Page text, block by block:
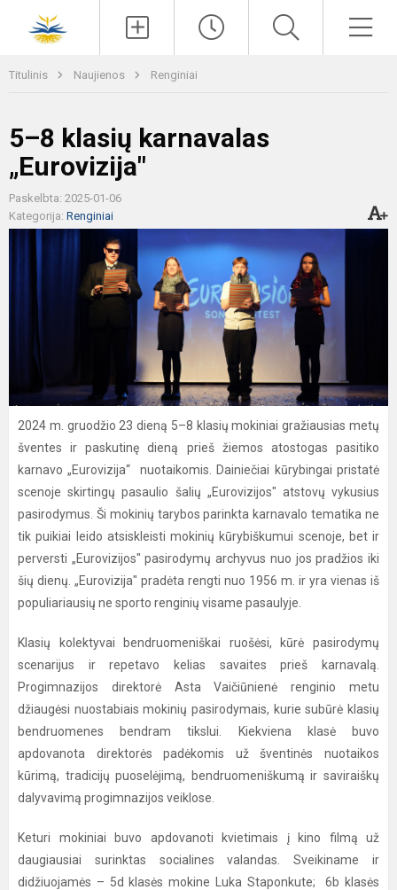
Titulinis Naujienos Renginiai
5–8 klasių karnavalas
„Eurovizija"
Paskelbta: 2025-01-06
Kategorija: Renginiai
2024 m. gruodžio 23 dieną 5–8 klasių mokiniai gražiausias metų
šventes ir paskutinę dieną prieš žiemos atostogas pasitiko
karnavo „Eurovizija“ nuotaikomis. Dainiečiai kūrybingai pristatė
scenoje skirtingų pasaulio šalių „Eurovizijos" atstovų vykusius
pasirodymus. Ši mokinių tarybos parinkta karnavalo tematika ne
tik puikiai leido atsiskleisti mokinių kūrybiškumui scenoje, bet ir
perversti „Eurovizijos" pasirodymų archyvus nuo jos pradžios iki
šių dienų. „Eurovizija" pradėta rengti nuo 1956 m. ir yra vienas iš
populiariausių ne sporto renginių visame pasaulyje.
Klasių kolektyvai bendruomeniškai ruošėsi, kūrė pasirodymų
scenarijus ir repetavo kelias savaites prieš karnavalą.
Progimnazijos direktorė Asta Vaičiūnienė renginio metu
džiaugėsi nuostabiais mokinių pasirodymais, kurie subūrė klasių
bendruomenes bendram tikslui. Kiekviena klasė buvo
apdovanota direktorės padėkomis už šventinės nuotaikos
kūrimą, tradicijų puoselėjimą, bendruomeniškumą ir saviraiškų
dalyvavimą progimnazijos veiklose.
Keturi mokiniai buvo apdovanoti kvietimais į kino filmą už
daugiausiai surinktas socialines valandas. Sveikiname ir
didžiuojamės – 5d klasės mokine Luka Staponkute; 6b klasės